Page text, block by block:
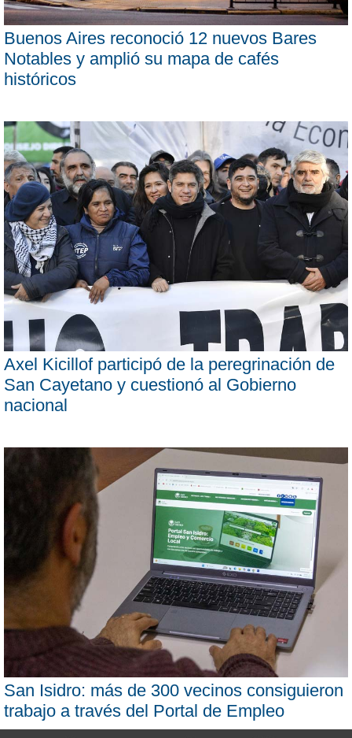
Buenos Aires reconoció 12 nuevos Bares
Notables y amplió su mapa de cafés
históricos
Axel Kicillof participó de la peregrinación de
San Cayetano y cuestionó al Gobierno
nacional
San Isidro: más de 300 vecinos consiguieron
trabajo a través del Portal de Empleo